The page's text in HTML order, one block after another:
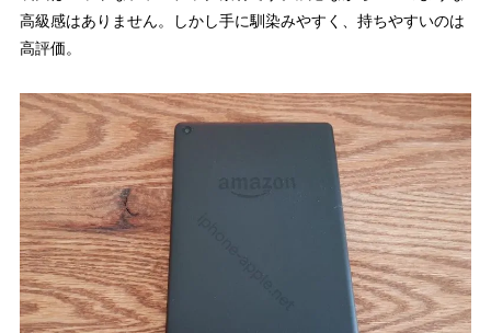
高級感はありません。しかし手に馴染みやすく、持ちやすいのは
高評価。